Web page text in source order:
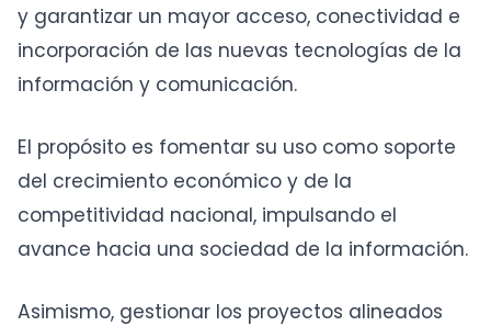
y garantizar un mayor acceso, conectividad e
incorporación de las nuevas tecnologías de la
información y comunicación.
El propósito es fomentar su uso como soporte
del crecimiento económico y de la
competitividad nacional, impulsando el
avance hacia una sociedad de la información.
Asimismo, gestionar los proyectos alineados